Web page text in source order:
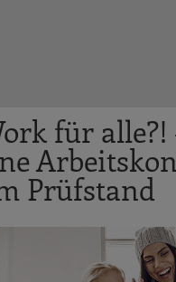
für alle?!
Prüfstand